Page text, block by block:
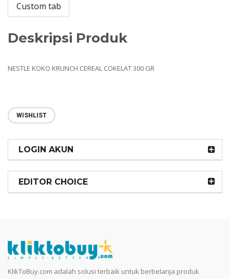
Custom tab
Deskripsi Produk
NESTLE KOKO KRUNCH CEREAL COKELAT 300 GR
WISHLIST
LOGIN AKUN
EDITOR CHOICE
KlikToBuy.com adalah solusi terbaik untuk berbelanja produk